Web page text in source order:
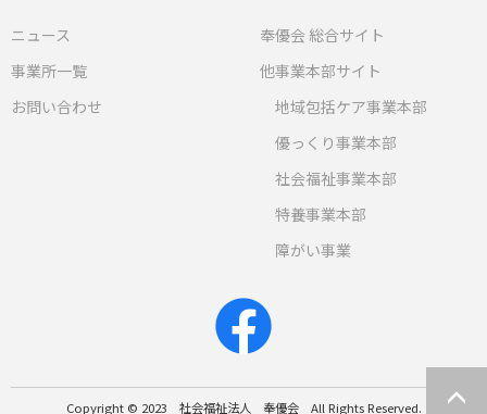
ニュース
事業所一覧
お問い合わせ
奉優会 総合サイト
他事業本部サイト
地域包括ケア事業本部
優っくり事業本部
社会福祉事業本部
特養事業本部
障がい事業
Copyright © 2023 社会福祉法人 奉優会 All Rights Reserved.